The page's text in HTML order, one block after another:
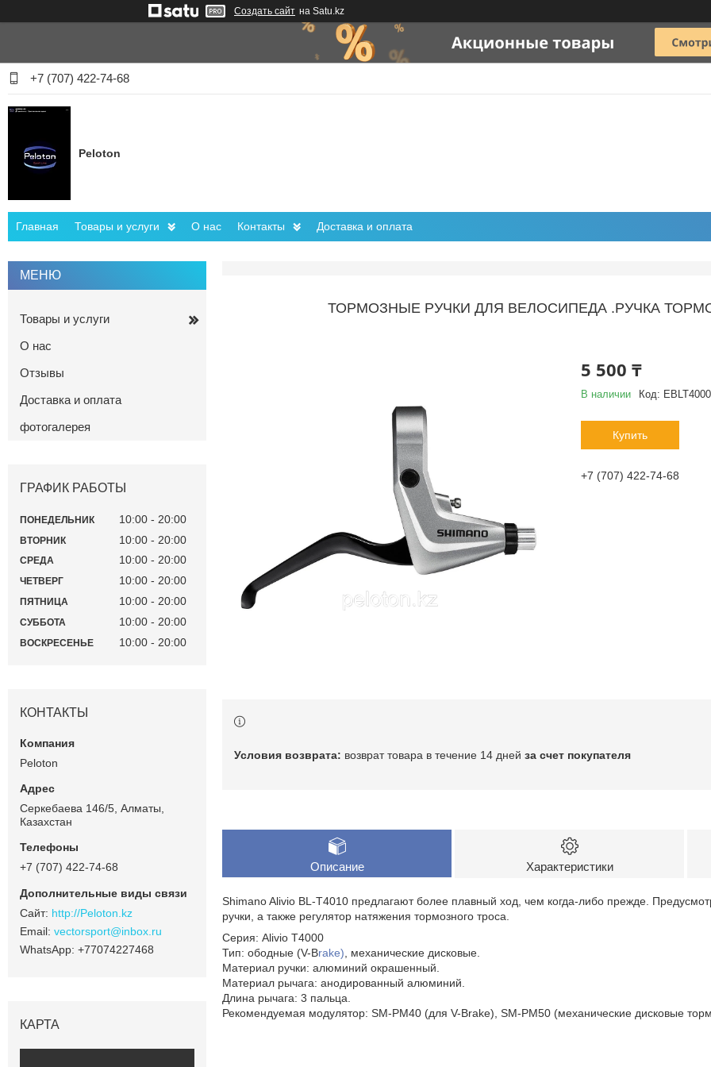
Создать сайт на Satu.kz
+7 (707) 422-74-68
Peloton
Главная Товары и услуги О нас Контакты Доставка и оплата
ТОРМОЗНЫЕ РУЧКИ ДЛЯ ВЕЛОСИПЕДА .РУЧКА
5 500 ₸
В наличии Код:
Купить
+7 (707) 422-74-68
возврат товара в течение 14 дней за счет покупателя
Описание Характеристики
Shimano Alivio BL-T4010 предлагают более плавный ход, чем когда-либо прежде.
ручки, а также регулятор натяжения тормозного троса.
Серия: Alivio T4000
Тип: ободные (V-Brake) , механические дисковые.
Материал ручки: алюминий окрашенный.
Материал рычага: анодированный алюминий.
Длина рычага: 3 пальца.
Рекомендуемая модулятор: SM-PM40 (для V-Brake), SM-PM50 (механические дисковые
Товары и услуги
О нас
Отзывы
Доставка и оплата
фотогалерея
ГРАФИК РАБОТЫ
ПОНЕДЕЛЬНИК 10:00 20:00
ВТОРНИК 10:00 20:00
СРЕДА 10:00 20:00
ЧЕТВЕРГ 10:00 20:00
ПЯТНИЦА 10:00 20:00
СУББОТА 10:00 20:00
ВОСКРЕСЕНЬЕ 10:00 20:00
КОНТАКТЫ
Peloton
Серкебаева 146/5, Алматы,
Казахстан
+7 (707) 422-74-68
http://Peloton.kz
vectorsport@inbox.ru
+77074227468
КАРТА